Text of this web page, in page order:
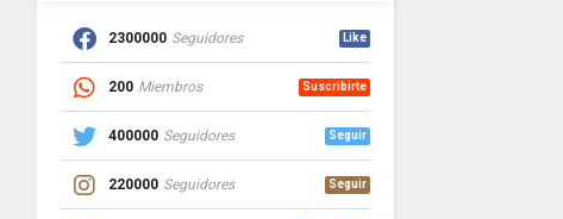
2300000 Seguidores Like
200 Miembros Suscribirte
400000 Seguidores Seguir
220000 Seguidores Seguir